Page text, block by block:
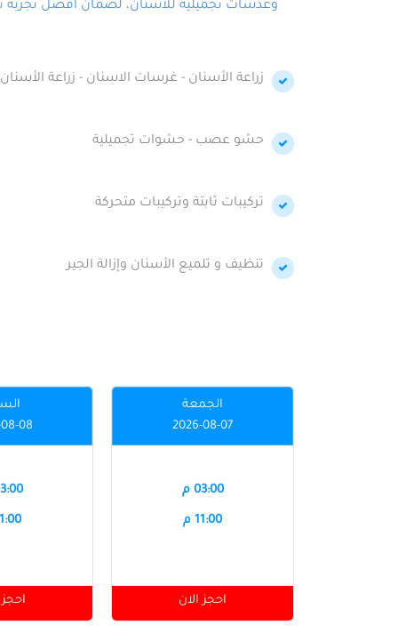
وعدسات تجميلية للأسنان، لضمان أفضل تجربة
زراعة الأسنان - غرسات الاسنان - زراعة
حشو عصب - حشوات تجميلية
تركيبات ثابتة وتركيبات متحركة
تنظيف و تلميع الأسنان وإزالة الجير
الجمعة
2026-08-07
03:00 م
11:00 م
احجز الان
08
احجز